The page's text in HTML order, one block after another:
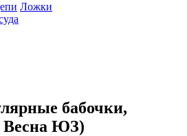
Ложки
бабочки,
Весна ЮЗ)